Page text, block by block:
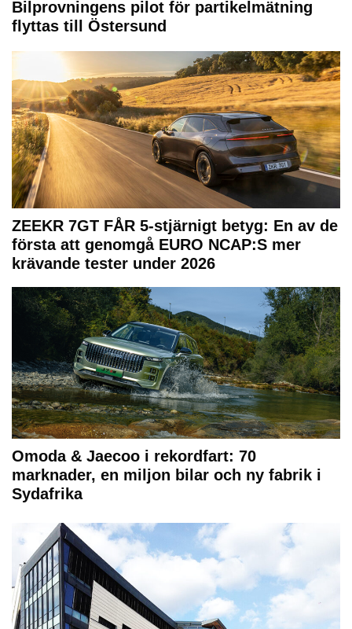
Bilprovningens pilot för partikelmätning
flyttas till Östersund
ZEEKR 7GT FÅR 5-stjärnigt betyg: En av de
första att genomgå EURO NCAP:S mer
krävande tester under 2026
Omoda & Jaecoo i rekordfart: 70
marknader, en miljon bilar och ny fabrik i
Sydafrika